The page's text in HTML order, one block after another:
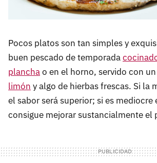
Pocos platos son tan simples y
buen pescado de temporada
planchao en el horno, servido con un
limón y algo de hierbas frescas. Si la
el sabor será superior; si es mediocre
consigue mejorar sustancialmente el